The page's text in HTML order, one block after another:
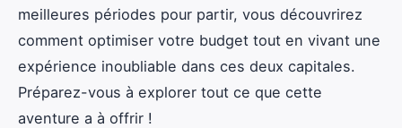
meilleures périodes pour partir, vous découvrirez
comment optimiser votre budget tout en vivant une
expérience inoubliable dans ces deux capitales.
Préparez-vous à explorer tout ce que cette
aventure a à offrir !